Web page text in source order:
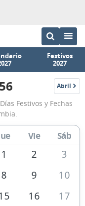
Festivos
2027
Abril
1956
Festivos y Fechas
Vie Sáb
1 2
3
8 9
10
16
17